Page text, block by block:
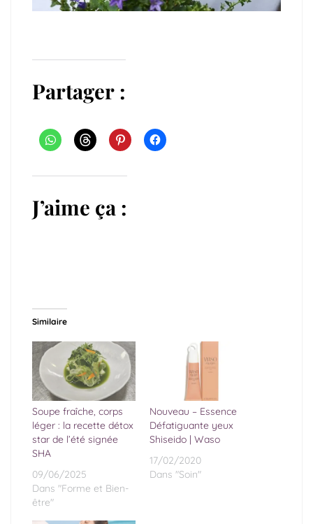
Partager :
J’aime ça :
Similaire
Soupe fraîche, corps
léger : la recette détox
star de l’été signée
SHA
09/06/2025
Dans "Forme et Bien-
être"
Nouveau – Essence
Défatiguante yeux
Shiseido | Waso
17/02/2020
Dans "Soin"